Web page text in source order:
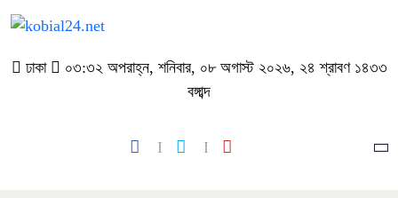
ঢাকা
০৩:৩২ অপরাহ্ন, শনিবার, ০৮ অগাস্ট ২০২৬, ২৪ শ্রাবণ ১৪৩৩
বঙ্গাব্দ